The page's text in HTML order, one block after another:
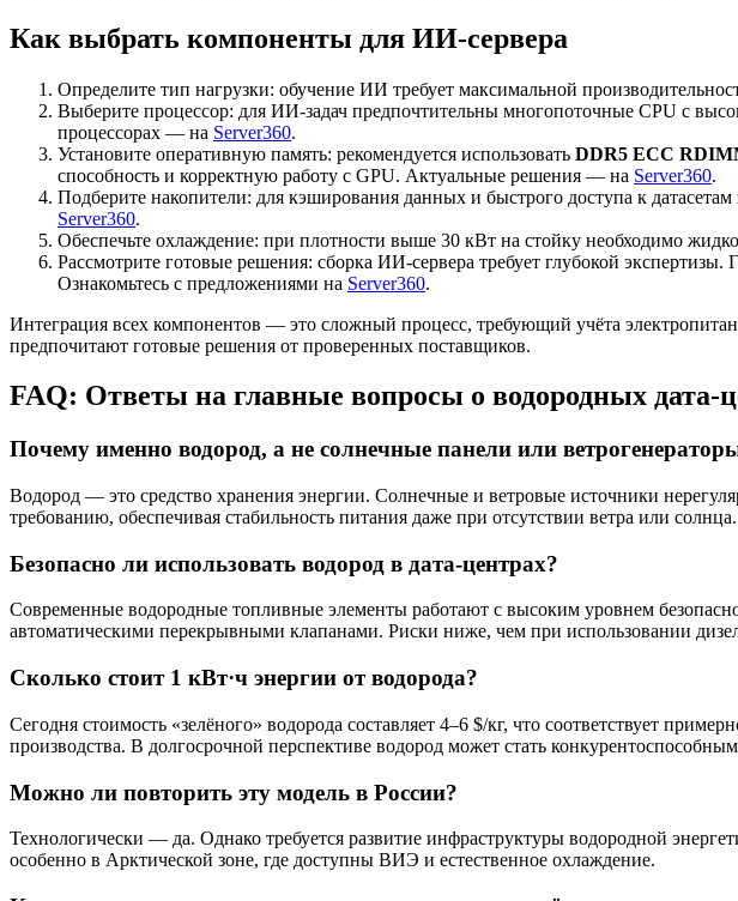
Как выбрать компоненты для ИИ-сервера
Определите тип нагрузки: обучение ИИ требует максимальной
Выберите процессор: для ИИ-задач предпочтительны многопоточные CPU с
процессорах — на Server360.
Установите оперативную память: рекомендуется использовать DDR5 ECC
способность и корректную работу с GPU. Актуальные решения — на Server360.
Подберите накопители: для кэширования данных и быстрого доступа к
Server360.
Обеспечьте охлаждение: при плотности выше 30 кВт на стойку необходимо
Рассмотрите готовые решения: сборка ИИ-сервера требует глубокой
Ознакомьтесь с предложениями на Server360.
Интеграция всех компонентов — это сложный процесс, требующий учёта
предпочитают готовые решения от проверенных поставщиков.
FAQ: Ответы на главные вопросы о водородных дата-
Почему именно водород, а не солнечные панели или
Водород — это средство хранения энергии. Солнечные и ветровые источники
требованию, обеспечивая стабильность питания даже при отсутствии ветра или солнца.
Безопасно ли использовать водород в дата-центрах?
Современные водородные топливные элементы работают с высоким уровнем
автоматическими перекрывными клапанами. Риски ниже, чем при использовании
Сколько стоит 1 кВт·ч энергии от водорода?
Сегодня стоимость «зелёного» водорода составляет 4–6 $/кг, что соответствует
производства. В долгосрочной перспективе водород может стать
Можно ли повторить эту модель в России?
Технологически — да. Однако требуется развитие инфраструктуры водородной
особенно в Арктической зоне, где доступны ВИЭ и естественное охлаждение.